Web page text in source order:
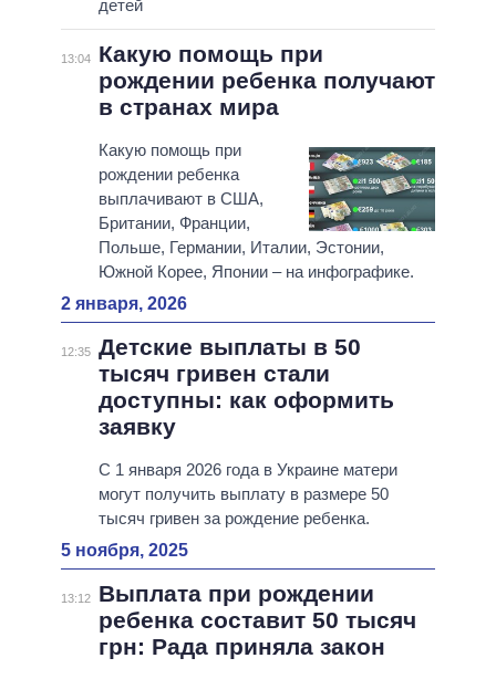
детей
13:04
Какую помощь при
рождении ребенка получают
в странах мира
Какую помощь при
рождении ребенка
выплачивают в США,
Британии, Франции,
Польше, Германии, Италии, Эстонии,
Южной Корее, Японии – на инфографике.
2 января, 2026
12:35 Детские выплаты в 50
тысяч гривен стали
доступны: как оформить
заявку
С 1 января 2026 года в Украине матери
могут получить выплату в размере 50
тысяч гривен за рождение ребенка.
5 ноября, 2025
13:12
Выплата при рождении
ребенка составит 50 тысяч
грн: Рада приняла закон